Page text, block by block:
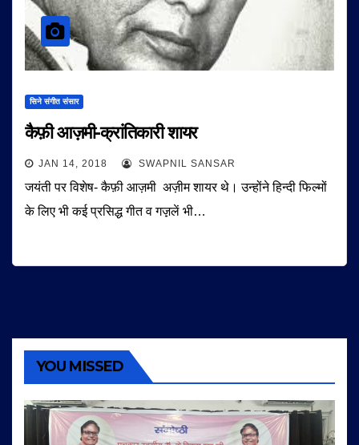
सिने संगीत संसार
कैफ़ी आज़मी-क्रांतिकारी शायर
JAN 14, 2018 SWAPNIL SANSAR
जयंती पर विशेष- कैफ़ी आज़मी अज़ीम शायर थे। उन्होंने हिन्दी फिल्मों
के लिए भी कई प्रसिद्ध गीत व गज़़लें भी…
YOU MISSED